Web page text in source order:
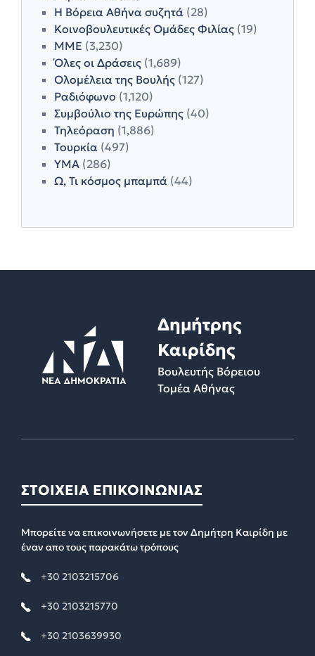
Η Βόρεια Αθήνα συζητά (28)
Κοινοβουλευτικές Ομάδες Φιλίας (19)
ΜΜΕ (3,230)
Όλες οι Δράσεις (1,689)
Ολομέλεια της Βουλής (127)
Ραδιόφωνο (1,120)
Συμβούλιο της Ευρώπης (40)
Τηλεόραση (1,886)
Τουρκία (497)
ΥΜΑ (286)
Ω, Τι κόσμος μπαμπά (44)
Δημήτρης
Καιρίδης
Βουλευτής Βόρειου
Τομέα Αθήνας
ΣΤΟΙΧΕΙΑ ΕΠΙΚΟΙΝΩΝΙΑΣ
Μπορείτε να επικοινωνήσετε με τον Δημήτρη Καιρίδη με
έναν απο τους παρακάτω τρόπους
+30 2103215706
+30 2103215770
+30 2103639930